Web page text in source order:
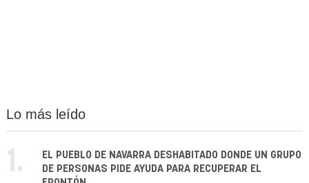
Lo más leído
1.
EL PUEBLO DE NAVARRA DESHABITADO DONDE UN GRUPO
DE PERSONAS PIDE AYUDA PARA RECUPERAR EL